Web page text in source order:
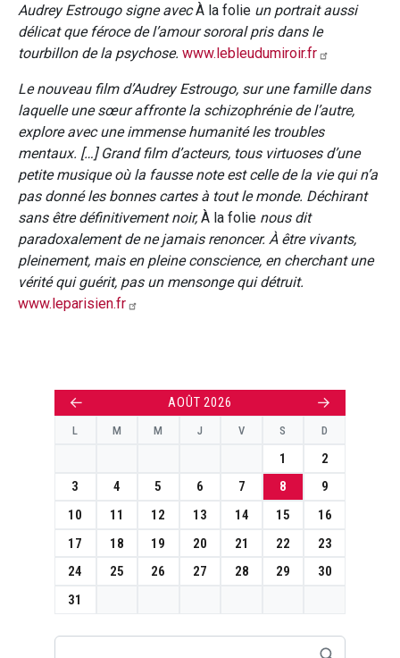
Audrey Estrougo signe avecÀ la folie un portrait aussi
délicat que féroce de l’amour sororal pris dans le
tourbillon de la psychose. www.lebleudumiroir.fr
Le nouveau film d’Audrey Estrougo, sur une famille dans
laquelle une sœur affronte la schizophrénie de l’autre,
explore avec une immense humanité les troubles
mentaux. […] Grand film d’acteurs, tous virtuoses d’une
petite musique où la fausse note est celle de la vie qui n’a
pas donné les bonnes cartes à tout le monde. Déchirant
sans être définitivement noir,À la folie nous dit
paradoxalement de ne jamais renoncer. À être vivants,
pleinement, mais en pleine conscience, en cherchant une
vérité qui guérit, pas un mensonge qui détruit.
www.leparisien.fr
← AOÛT 2026 →
L M M J V S D
1
2
3
4 5 6 7 8
9
10
11 12 13 14 15
16
17
18 19 20 21 22
23
24
25 26 27 28 29
30
31